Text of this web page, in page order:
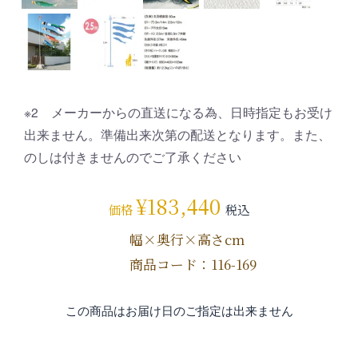
※2 メーカーからの直送になる為、日時指定もお受け
出来ません。準備出来次第の配送となります。また、
のしは付きませんのでご了承ください
価格¥183,440 税込
幅×奥行×高さcm
商品コード：116-169
この商品はお届け日のご指定は出来ません